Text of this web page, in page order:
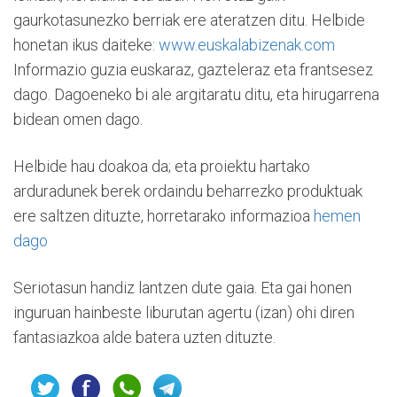
gaurkotasunezko berriak ere ateratzen ditu. Helbide
honetan ikus daiteke: www.euskalabizenak.com
Informazio guzia euskaraz, gazteleraz eta frantsesez
dago. Dagoeneko bi ale argitaratu ditu, eta hirugarrena
bidean omen dago.
Helbide hau doakoa da; eta proiektu hartako
arduradunek berek ordaindu beharrezko produktuak
ere saltzen dituzte, horretarako informazioa hemen
dago
Seriotasun handiz lantzen dute gaia. Eta gai honen
inguruan hainbeste liburutan agertu (izan) ohi diren
fantasiazkoa alde batera uzten dituzte.